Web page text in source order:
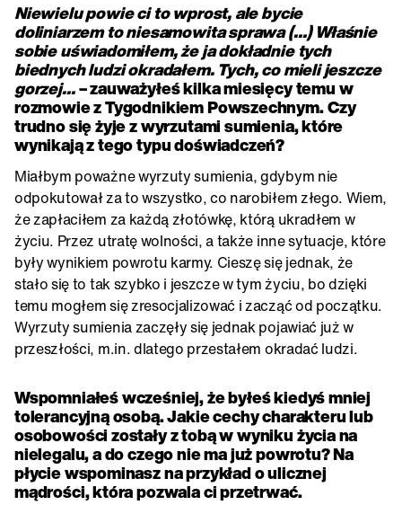
Niewielu powie ci to wprost, ale bycie
doliniarzem to niesamowita sprawa (…) Właśnie
sobie uświadomiłem, że ja dokładnie tych
biednych ludzi okradałem. Tych, co mieli jeszcze
gorzej…– zauważyłeś kilka miesięcy temu w
rozmowie z Tygodnikiem Powszechnym. Czy
trudno się żyje z wyrzutami sumienia, które
wynikają z tego typu doświadczeń?
Miałbym poważne wyrzuty sumienia, gdybym nie
odpokutował za to wszystko, co narobiłem złego. Wiem,
że zapłaciłem za każdą złotówkę, którą ukradłem w
życiu. Przez utratę wolności, a także inne sytuacje, które
były wynikiem powrotu karmy. Cieszę się jednak, że
stało się to tak szybko i jeszcze w tym życiu, bo dzięki
temu mogłem się zresocjalizować i zacząć od początku.
Wyrzuty sumienia zaczęły się jednak pojawiać już w
przeszłości, m.in. dlatego przestałem okradać ludzi.
Wspomniałeś wcześniej, że byłeś kiedyś mniej
tolerancyjną osobą. Jakie cechy charakteru lub
osobowości zostały z tobą w wyniku życia na
nielegalu, a do czego nie ma już powrotu? Na
płycie wspominasz na przykład o ulicznej
mądrości, która pozwala ci przetrwać.